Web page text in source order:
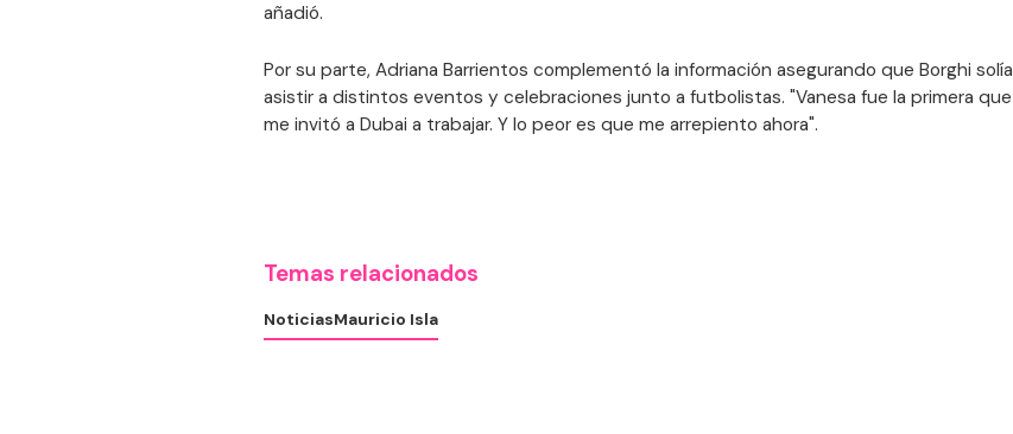
añadió.
Por su parte, Adriana Barrientos complementó la información asegurando que Borghi solía
asistir a distintos eventos y celebraciones junto a futbolistas. "Vanesa fue la primera que
me invitó a Dubai a trabajar. Y lo peor es que me arrepiento ahora".
Temas relacionados
NoticiasMauricio Isla